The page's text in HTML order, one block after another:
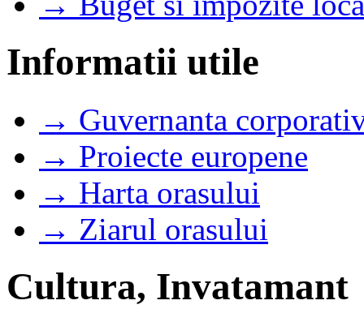
Informatii utile
→ Guvernanta
→ Proiecte europene
→ Harta orasului
→ Ziarul orasului
Cultura, Invatamant